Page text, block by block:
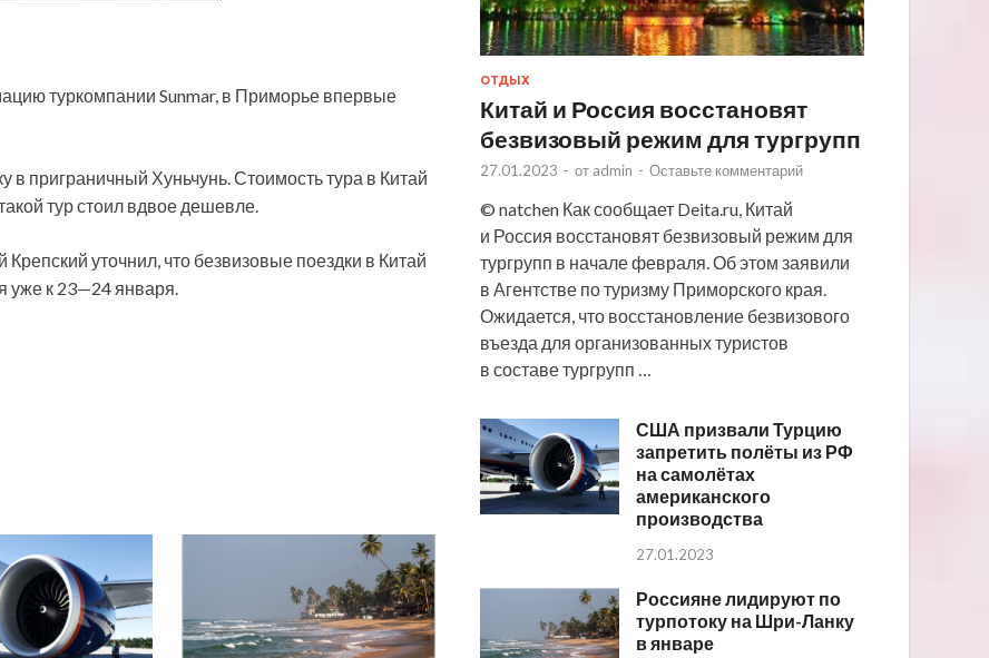
туркомпании Sunmar, в Приморье впервые
в приграничный Хуньчунь. Стоимость тура в Китай
тур стоил вдвое дешевле.
уточнил, что безвизовые поездки в Китай
уже к 23—24 января.
ОТДЫХ
Китай и Россия восстановят
безвизовый режим для тургрупп
27.01.2023 - от admin - Оставьте комментарий
© natchen Как сообщает Deita.ru, Китай
и Россия восстановят безвизовый режим для
тургрупп в начале февраля. Об этом заявили
в Агентстве по туризму Приморского края.
Ожидается, что восстановление безвизового
въезда для организованных туристов
в составе тургрупп …
США призвали Турцию
запретить полёты из РФ
на самолётах
американского
производства
27.01.2023
Россияне лидируют по
турпотоку на Шри-Ланку
в январе